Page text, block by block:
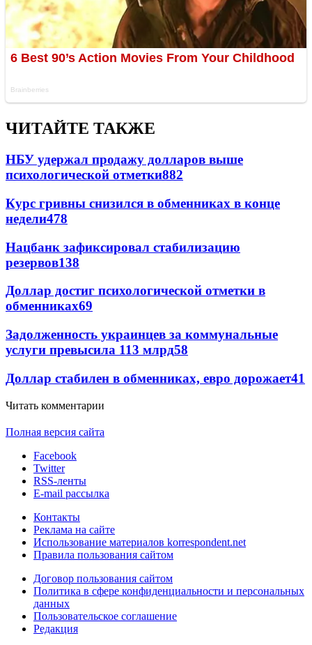
ЧИТАЙТЕ ТАКЖЕ
НБУ удержал продажу долларов выше
психологической отметки882
Курс гривны снизился в обменниках в конце
недели478
Нацбанк зафиксировал стабилизацию
резервов138
Доллар достиг психологической отметки в
обменниках69
Задолженность украинцев за коммунальные
услуги превысила 113 млрд58
Доллар стабилен в обменниках, евро дорожает41
Читать комментарии
Полная версия сайта
Facebook
Twitter
RSS-ленты
E-mail рассылка
Контакты
Реклама на сайте
Использование материалов korrespondent.net
Правила пользования сайтом
Договор пользования сайтом
Политика в сфере конфиденциальности и персональных
данных
Пользовательское соглашение
Редакция